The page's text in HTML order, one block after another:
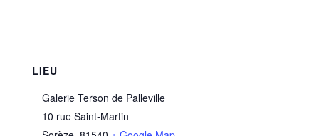
LIEU
Galerie Terson de Palleville
10 rue Saint-Martin